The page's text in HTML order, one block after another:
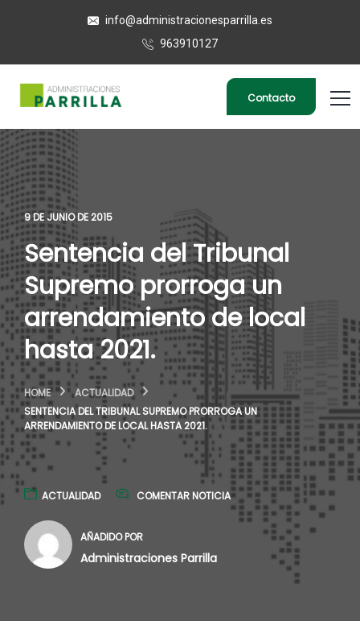
info@administracionesparrilla.es
963910127
Contacto
9 DE JUNIO DE 2015
Sentencia del Tribunal
Supremo prorroga un
arrendamiento de local
hasta 2021.
HOME
ACTUALIDAD
SENTENCIA DEL TRIBUNAL SUPREMO PRORROGA UN
ARRENDAMIENTO DE LOCAL HASTA 2021.
ACTUALIDAD COMENTAR NOTICIA
AÑADIDO POR
Administraciones Parrilla